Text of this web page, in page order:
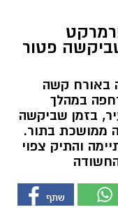
פטור
נפצעה באורח קשה
במהלך
בזמן שביקשה
ממושכת בתור.
והתיק צפוי